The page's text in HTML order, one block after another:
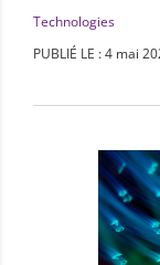
Technologies
PUBLIÉ LE : 4 mai